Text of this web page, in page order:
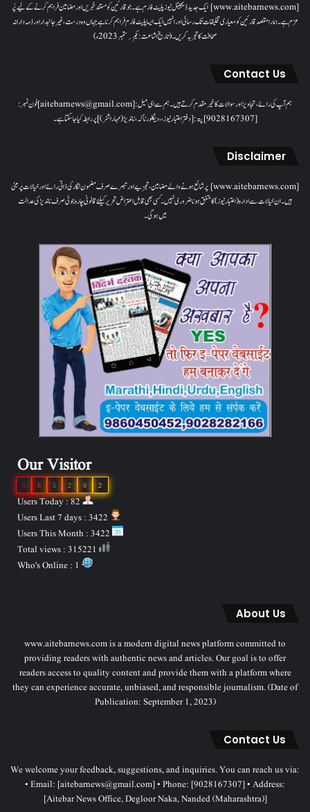
[www.aitebarnews.com] ایک جدید ڈیجیٹل نیوز پلیٹ فارم ہے۔ جو قارئین کو مستند خبریں اور مضامین فراہم کرنے کے لیے پُر
عزم ہے۔ ہمارا مقصدقارئین کو معیاری تخلیقات تک رسائی اور انہیں ایک ایسا پلیٹ فارم فراہم کرنا ہے جہاں وہ درست، غیر جانبدار اور ذمہ دارانہ
صحافت کا تجربہ کریں۔( تاریخ اشاعت : یکم؍ ستمبر 2023ء)
Contact Us
ہم آپ کی رائے، تجاویز اور سوالات کا خیرمقدم کرتے ہیں۔ ہم سےای میل: [aitebarnews@gmail.com]فون نمبر:
[9028167307]پتہ: [دفتر اعتبار نیوز، ، دیگلور ناکہ، ناندیڑ(مہاراشٹر) ] پر رابطہ کیا جاسکتا ہے۔
Disclaimer
[www.aitebarnews.com] پر شائع ہونے والے مضامین، تجزیے اور تبصرے صرف مضمون نگار کی ذاتی رائے اور خیالات پر مبنی
ہیں۔ ان خیالات سے ادارہ (اعتبار نیوز) کا متفق ہونا ضروری نہیں۔ کسی بھی قابل اعتراض تحریر کیلئے قانونی چارہ جوئی صرف ناندیڑ کی عدالت
میں ہوگی۔
Our Visitor
2
0
2
5
8
5
Users Today : 82
About Us
www.aitebarnews.com is a modern digital news platform committed to
providing readers with authentic news and articles. Our goal is to offer
readers access to quality content and provide them with a platform where
they can experience accurate, unbiased, and responsible journalism. (Date of
Publication: September 1, 2023)
Contact Us
We welcome your feedback, suggestions, and inquiries. You can reach us via:
• Email: [aitebarnews@gmail.com] • Phone: [9028167307] • Address:
[Aitebar News Office, Degloor Naka, Nanded (Maharashtra)]